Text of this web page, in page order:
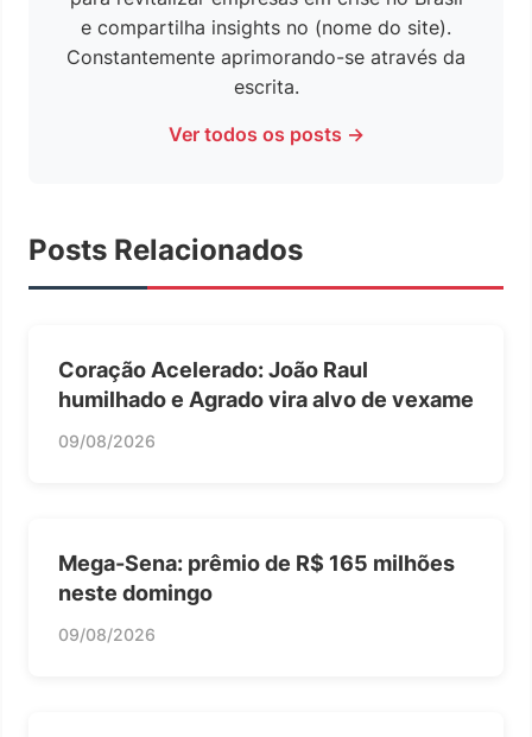
e compartilha insights no (nome do site).
Constantemente aprimorando-se através da
escrita.
Ver todos os posts →
Posts Relacionados
Coração Acelerado: João Raul
humilhado e Agrado vira alvo de vexame
09/08/2026
Mega-Sena: prêmio de R$ 165 milhões
neste domingo
09/08/2026